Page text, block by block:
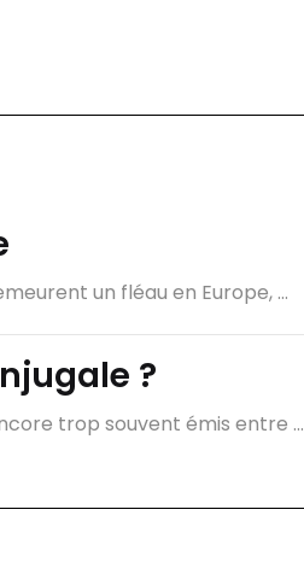
un fléau en Europe, ...
?
trop souvent émis entre ...